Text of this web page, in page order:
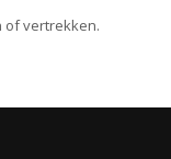
of vertrekken.